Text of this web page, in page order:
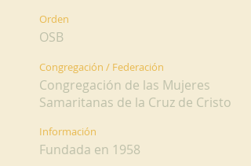
Orden
OSB
Congregación / Federación
Congregación de las Mujeres
Samaritanas de la Cruz de Cristo
Información
Fundada en 1958